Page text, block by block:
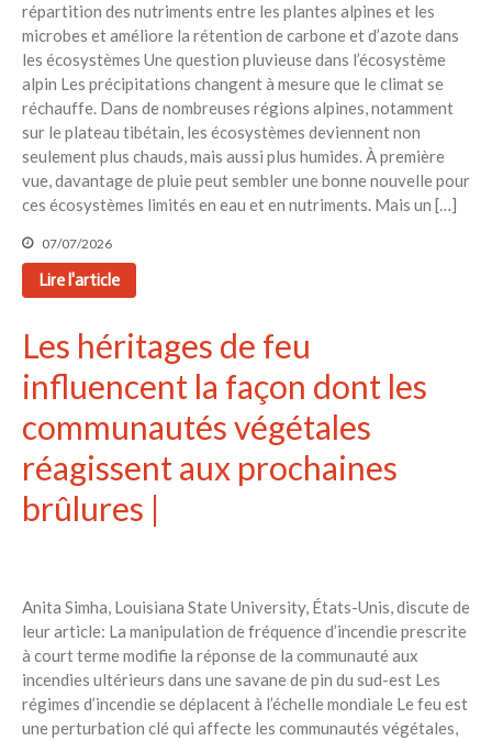
Recent Comments
Aucun commentaire à afficher.
répartition des nutriments entre les plantes alpines et les
microbes et améliore la rétention de carbone et d’azote dans
les écosystèmes Une question pluvieuse dans l’écosystème
alpin Les précipitations changent à mesure que le climat se
réchauffe. Dans de nombreuses régions alpines, notamment
sur le plateau tibétain, les écosystèmes deviennent non
seulement plus chauds, mais aussi plus humides. À première
vue, davantage de pluie peut sembler une bonne nouvelle pour
ces écosystèmes limités en eau et en nutriments. Mais un […]
07/07/2026
Lire l'article
Les héritages de feu
influencent la façon dont les
communautés végétales
réagissent aux prochaines
brûlures |
Anita Simha, Louisiana State University, États-Unis, discute de
leur article: La manipulation de fréquence d’incendie prescrite
à court terme modifie la réponse de la communauté aux
incendies ultérieurs dans une savane de pin du sud-est Les
régimes d’incendie se déplacent à l’échelle mondiale Le feu est
une perturbation clé qui affecte les communautés végétales,